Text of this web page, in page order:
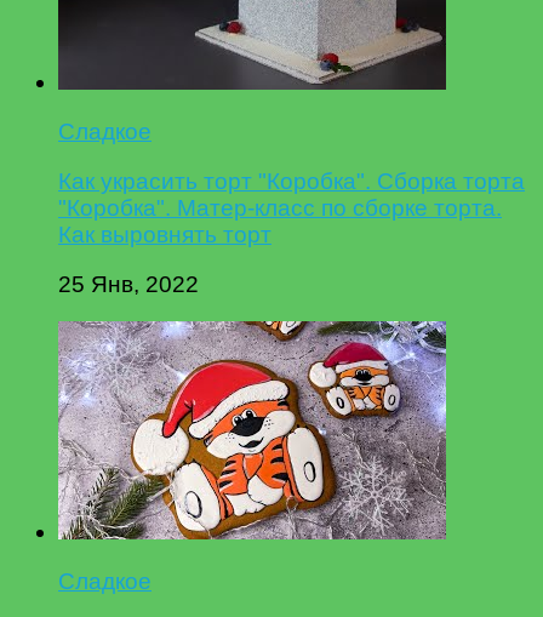
Сладкое
Как украсить торт "Коробка". Сборка торта
"Коробка". Матер-класс по сборке торта.
Как выровнять торт
25 Янв, 2022
Сладкое